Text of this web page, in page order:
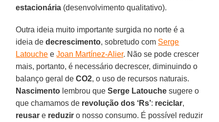
estacionária (desenvolvimento qualitativo).
Outra ideia muito importante surgida no norte é a
ideia dedecrescimento, sobretudo com Serge
Latouche eJoan Martínez-Alier. Não se pode crescer
mais, portanto, é necessário decrescer, diminuindo o
balanço geral deCO2, o uso de recursos naturais.
Nascimento lembrou queSerge Latouche sugere o
que chamamos de revolução dos ‘Rs’: reciclar,
reusar e reduzir o nosso consumo. É possível reduzir